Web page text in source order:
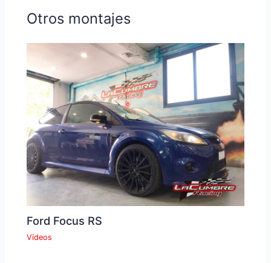
Otros montajes
Ford Focus RS
Vídeos